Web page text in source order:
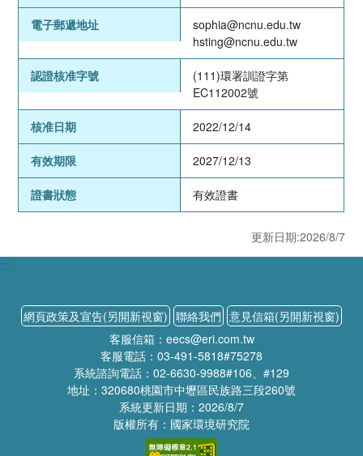
電子郵遞地址
sophia@ncnu.edu.tw
hsting@ncnu.edu.tw
認證核准字號
(111)環署訓證字第
EC112002號
核准日期 2022/12/14
有效期限 2027/12/13
證書狀態 有效證書
更新日期:2026/8/7
:::
網頁政策及宣告(另開新視窗) 聯絡我們 意見信箱(另開新視窗)
客服信箱：eecs@eri.com.tw
客服電話：03-491-5818#75278
系統諮詢電話：02-6630-9988#106、#129
地址：320680桃園市中壢區民族路三段260號
系統更新日期：2026/8/7
版權所有：國家環境研究院